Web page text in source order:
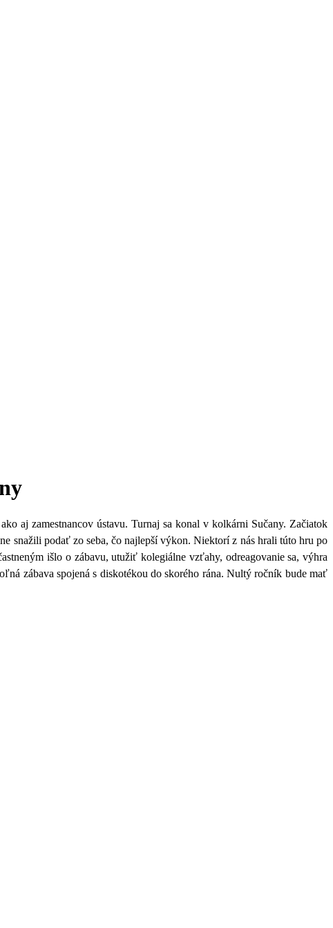
aj zamestnancov ústavu. Turnaj sa konal v kolkárni Sučany. Začiatok
snažili podať zo seba, čo najlepší výkon. Niektorí z nás hrali túto hru po
išlo o zábavu, utužiť kolegiálne vzťahy, odreagovanie sa, výhra
zábava spojená s diskotékou do skorého rána. Nultý ročník bude mať